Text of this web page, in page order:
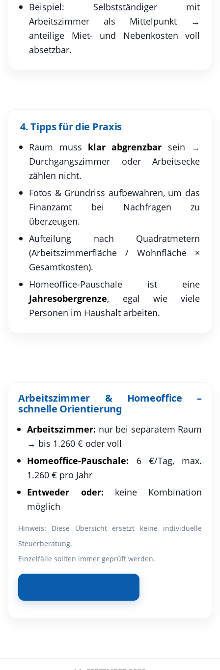
Beispiel: Selbstständiger mit
Arbeitszimmer als Mittelpunkt →
anteilige Miet- und Nebenkosten voll
absetzbar.
4. Tipps für die Praxis
Raum muss klar abgrenzbar sein →
Durchgangszimmer oder Arbeitsecke
zählen nicht.
Fotos & Grundriss aufbewahren, um das
Finanzamt bei Nachfragen zu
überzeugen.
Aufteilung nach Quadratmetern
(Arbeitszimmerfläche / Wohnfläche ×
Gesamtkosten).
Homeoffice-Pauschale ist eine
Jahresobergrenze, egal wie viele
Personen im Haushalt arbeiten.
Arbeitszimmer & Homeoffice –
schnelle Orientierung
Arbeitszimmer: nur bei separatem Raum
→ bis 1.260 € oder voll
Homeoffice-Pauschale: 6 €/Tag, max.
1.260 € pro Jahr
Entweder oder: keine Kombination
möglich
Hinweis: Diese Übersicht ersetzt keine individuelle
Steuerberatung.
Einzelfälle sollten immer geprüft werden.